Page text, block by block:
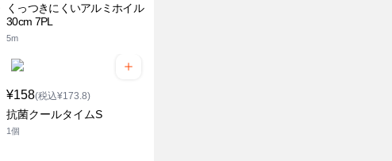
くっつきにくいアルミホイル
30cm 7PL
5m
¥158(税込¥173.8)
抗菌クールタイムS
1個